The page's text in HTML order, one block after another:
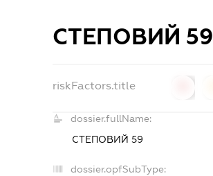
СТЕПОВИЙ 59
riskFactors.title
dossier.fullName:
СТЕПОВИЙ 59
dossier.opfSubType: